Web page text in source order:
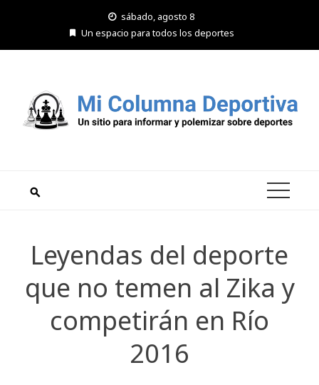
sábado, agosto 8
Un espacio para todos los deportes
Leyendas del deporte
que no temen al Zika y
competirán en Río
2016